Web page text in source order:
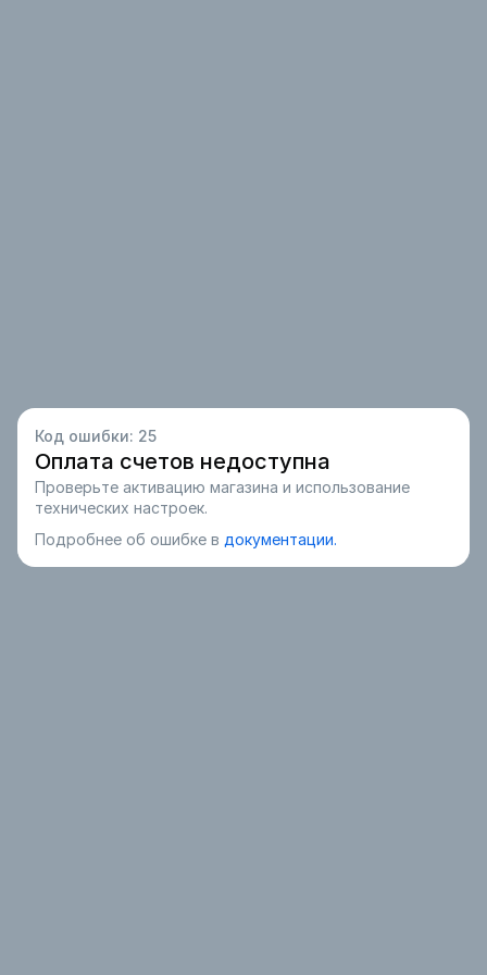
Код ошибки: 25
Оплата счетов недоступна
Проверьте активацию магазина и использование
технических настроек.
Подробнее об ошибке в документации.